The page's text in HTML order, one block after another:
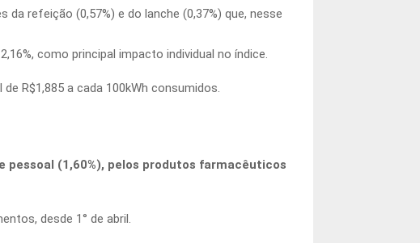
refeição (0,57%) e do lanche (0,37%) que, nesse
como principal impacto individual no índice.
R$1,885 a cada 100kWh consumidos.
pessoal (1,60%), pelos produtos farmacêuticos
desde 1° de abril.